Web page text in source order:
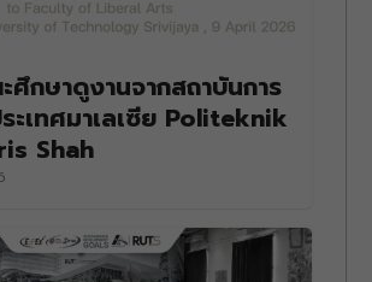
กษาดูงานจากสถาบันการ
ะเทศมาเลเซีย Politeknik
Shah